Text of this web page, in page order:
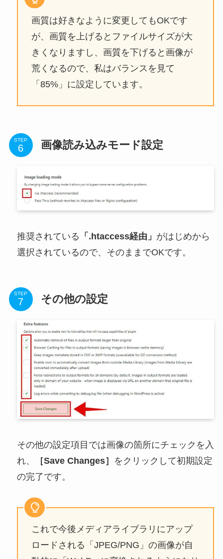
画質は好きなように変更してもOKです
が、画質を上げるとファイルサイズが大
きくなりますし、画質を下げると画像が
荒くなるので、私はバランスを見て
「85%」に設定しています。
STEP 画像読み込みモード設定
推奨されている 「.htaccess経由」 がはじめから
選択されているので、そのままでOKです。
STEP その他の設定
その他の設定項目では画像の箇所にチェックを入
れ、
［Save Changes］
をクリックして初期設定
の完了です。
これで今後メディアライブラリにアップ
ロードされる「JPEG/PNG」の画像が自